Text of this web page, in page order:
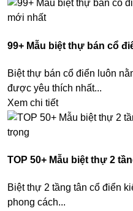
99+ Mẫu biệt thự bán cổ
Biệt thự bán cổ điển luôn
được yêu thích nhất...
Xem chi tiết
TOP 50+ Mẫu biệt thự 2
Biệt thự 2 tầng tân cổ điển
phong cách...